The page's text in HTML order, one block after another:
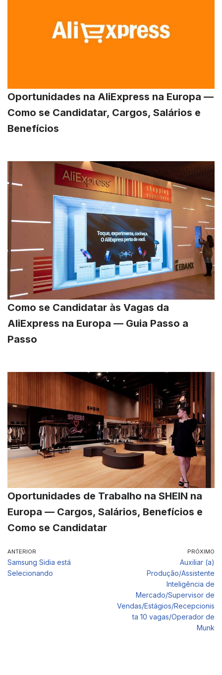
Oportunidades na AliExpress na Europa —
Como se Candidatar, Cargos, Salários e
Benefícios
Como se Candidatar às Vagas da
AliExpress na Europa — Guia Passo a
Passo
Oportunidades de Trabalho na SHEIN na
Europa — Cargos, Salários, Benefícios e
Como se Candidatar
ANTERIOR
Samsung Sidia está
Selecionando
PRÓXIMO
Auxiliar (a)
Produção/Assistente
Inteligência de
Mercado/Supervisor de
Vendas/Estágios/Recepcionis
ta 10 vagas/Operador de
Munk